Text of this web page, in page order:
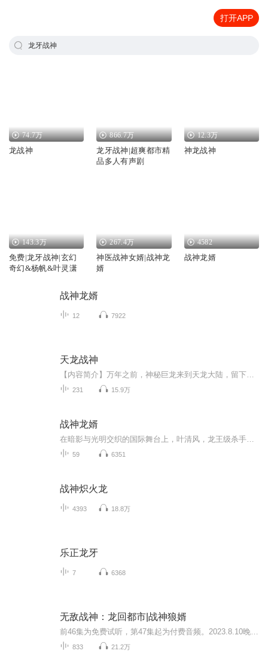
打开APP
龙牙战神
74.7万
龙战神
866.7万
龙牙战神|超爽都市精
品多人有声剧
12.3万
神龙战神
143.3万
免费|龙牙战神|玄幻
奇幻&杨帆&叶灵潇
267.4万
神医战神女婿|战神龙
婿
4582
战神龙婿
战神龙婿
12 7922
天龙战神
231 15.9万
战神龙婿
59 6351
战神炽火龙
4393 18.8万
乐正龙牙
7 6368
无敌战神：龙回都市|战神狼婿
833 21.2万